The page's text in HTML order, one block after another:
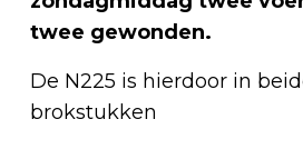
twee gewonden.
De N225 is hierdoor in
brokstukken